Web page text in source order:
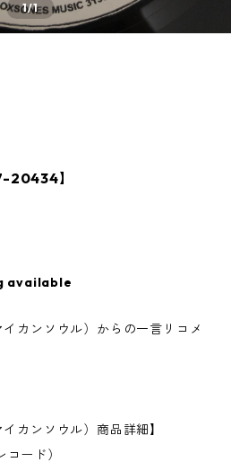
1/1
20434】
available
カンソウル）からの一言リコメ
カンソウル）商品詳細】
ード）